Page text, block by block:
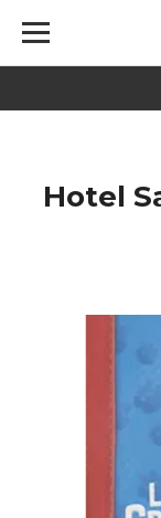
Hotel